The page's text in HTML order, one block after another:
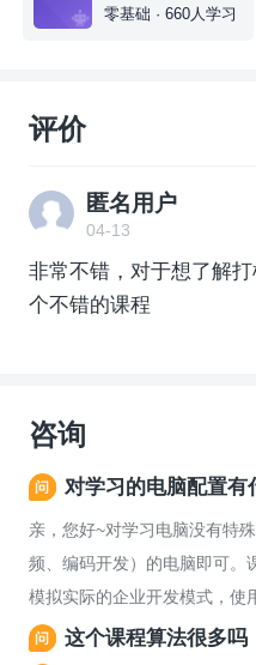
零基础 · 660人学习
评价
匿名用户
04-13
非常不错，对于想了解
个不错的课程
咨询
对学习的电脑配置有
亲，您好~对学习电脑没有特
频、编码开发）的电脑即可。
模拟实际的企业开发模式，使
时左右），根据个人需求进行
这个课程算法很多吗